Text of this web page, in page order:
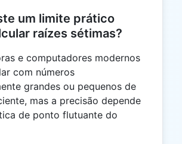
um limite prático
raízes sétimas?
e computadores modernos
com números
grandes ou pequenos de
mas a precisão depende
de ponto flutuante do